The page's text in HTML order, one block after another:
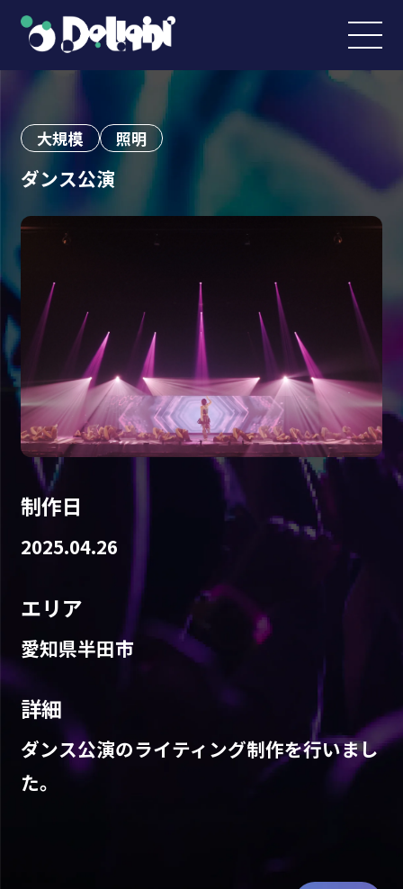
大規模 照明
ダンス公演
制作日
2025.04.26
エリア
愛知県半田市
詳細
ダンス公演のライティング制作を行いまし
た。